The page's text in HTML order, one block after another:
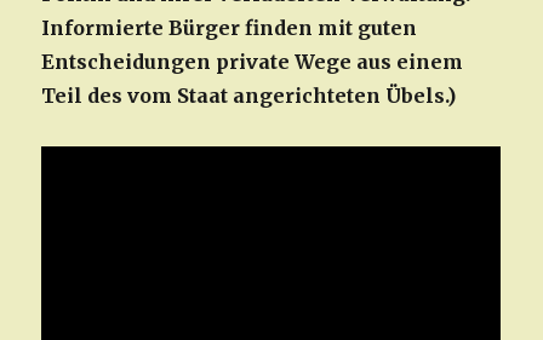
Informierte Bürger finden mit guten
Entscheidungen private Wege aus einem
Teil des vom Staat angerichteten Übels.)